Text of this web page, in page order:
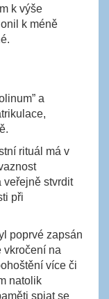
k výše
k méně
a
rituál má v
veřejně stvrdit
při
poprvé zapsán
vkročení na
více či
natolik
spjat se